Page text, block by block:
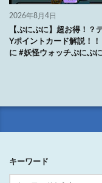
2026年8月4日
【ぷにぷに】超お得！？
Yポイントカード解説！
に #妖怪ウォッチぷにぷに
キーワード